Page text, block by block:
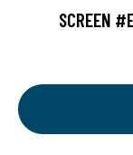
SCREEN